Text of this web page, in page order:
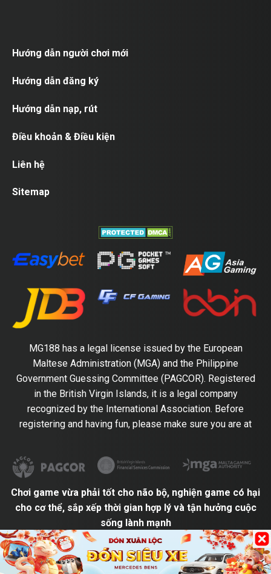
Hướng dẫn người chơi mới
Hướng dẫn đăng ký
Hướng dẫn nạp, rút
Điều khoản & Điều kiện
Liên hệ
Sitemap
MG188 has a legal license issued by the European
Maltese Administration (MGA) and the Philippine
Government Guessing Committee (PAGCOR). Registered
in the British Virgin Islands, it is a legal company
recognized by the International Association. Before
registering and having fun, please make sure you are at
Chơi game vừa phải tốt cho não bộ, nghiện game có hại
cho cơ thể, sắp xếp thời gian hợp lý và tận hưởng cuộc
sống lành mạnh
BẢN QUYỀN © 2021 MG Group Bảo lưu mọi quyền.
version:2024-05-24 09:39
60003001